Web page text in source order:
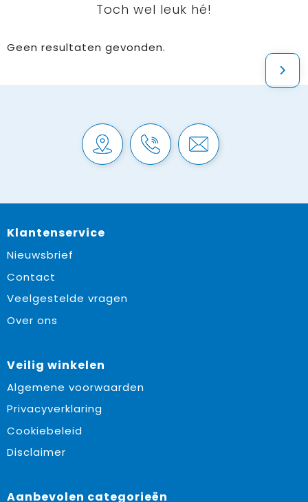
Toch wel leuk hé!
Geen resultaten gevonden.
Klantenservice
Nieuwsbrief
Contact
Veelgestelde vragen
Over ons
Veilig winkelen
Algemene voorwaarden
Privacyverklaring
Cookiebeleid
Disclaimer
Aanbevolen categorieën